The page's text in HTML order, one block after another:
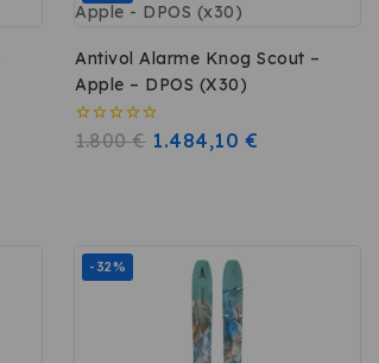
Antivol Alarme Knog Scout –
Apple – DPOS (x30)
0
1.800€ 1.484,10€
-32%